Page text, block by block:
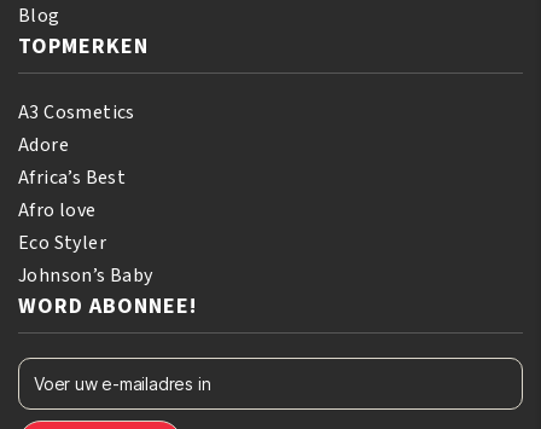
Blog
TOPMERKEN
A3 Cosmetics
Adore
Africa’s Best
Afro love
Eco Styler
Johnson’s Baby
WORD ABONNEE!